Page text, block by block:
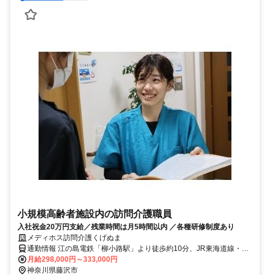
小規模高齢者施設内の訪問介護職員
入社祝金20万円支給／残業時間は月5時間以内 ／各種研修制度あり
メディホス訪問介護くげぬま
通勤情報 江の島電鉄「柳小路駅」より徒歩約10分、JR東海道線・小
田急線「藤沢駅」から車で約8分
月給298,000円～333,000円
神奈川県藤沢市